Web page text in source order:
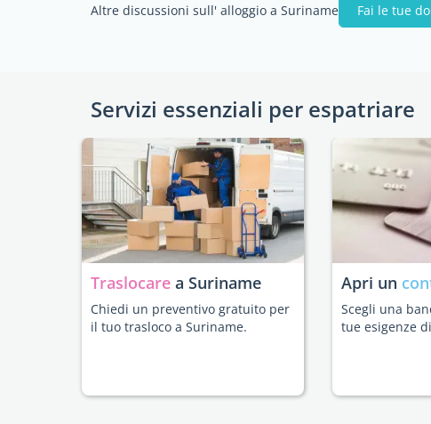
Altre discussioni sull' alloggio a Suriname Fai le tue
Servizi essenziali per espatriare
Traslocare a Suriname
Chiedi un preventivo gratuito per
il tuo trasloco a Suriname.
Apri un
Scegli una
tue esigenze